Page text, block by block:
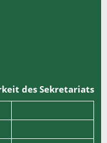
des Sekretariats